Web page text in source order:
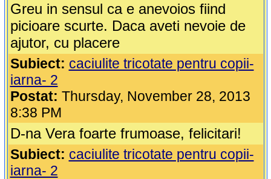
Greu in sensul ca e anevoios fiind
picioare scurte. Daca aveti nevoie de
ajutor, cu placere
Subiect: caciulite tricotate pentru copii-
iarna- 2
Postat: Thursday, November 28, 2013
8:38 PM
D-na Vera foarte frumoase, felicitari!
Subiect: caciulite tricotate pentru copii-
iarna- 2